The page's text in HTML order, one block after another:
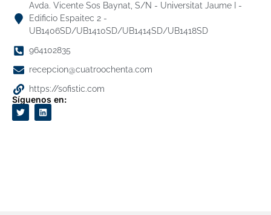
Avda. Vicente Sos Baynat, S/N - Universitat Jaume I -
Edificio Espaitec 2 -
UB1406SD/UB1410SD/UB1414SD/UB1418SD
964102835
recepcion@cuatroochenta.com
https://sofistic.com
Síguenos en: